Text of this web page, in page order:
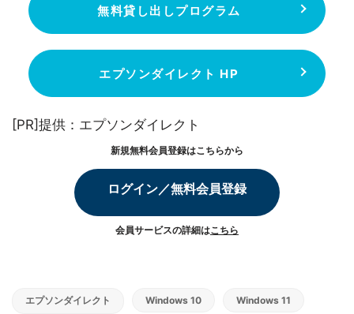
無料貸し出しプログラム
エプソンダイレクト HP
[PR]提供：エプソンダイレクト
新規無料会員登録はこちらから
ログイン／無料会員登録
会員サービスの詳細はこちら
エプソンダイレクト Windows 10 Windows 11